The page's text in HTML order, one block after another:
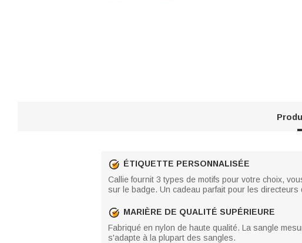
ÉTIQUETTE PERSONNALISÉE
Callie fournit 3 types de motifs pour votre choix,
sur le badge. Un cadeau parfait pour les
MARIÈRE DE QUALITÉ SUPÉRIEURE
Fabriqué en nylon de haute qualité. La sangle
s'adapte à la plupart des sangles.